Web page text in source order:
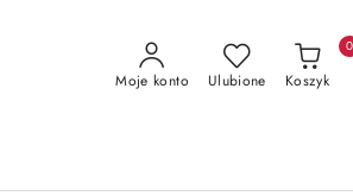
Moje konto Ulubione Koszyk
0